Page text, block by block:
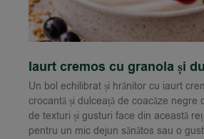
Iaurt cremos cu granola și
Un bol echilibrat și hrănitor cu iaurt
crocantă și dulceață de coacăze negre
de texturi și gusturi face din această
pentru un mic dejun sănătos sau o